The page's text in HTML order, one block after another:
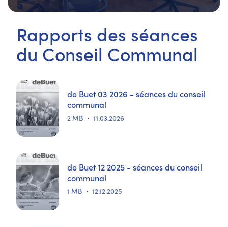
Rapports des séances
du Conseil Communal
de Buet 03 2026 - séances du conseil
communal
2 MB 11.03.2026
de Buet 12 2025 - séances du conseil
communal
1 MB 12.12.2025